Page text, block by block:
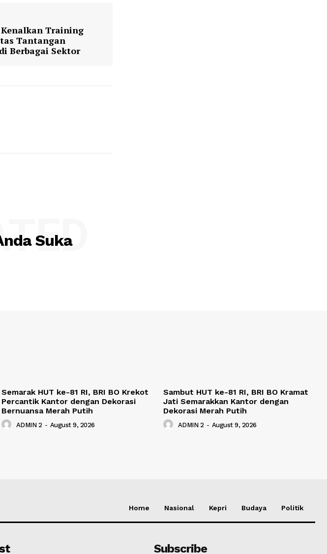
Kenalkan Training
Tantangan
Berbagai Sektor
Suka
Semarak HUT ke-81 RI, BRI BO Krekot
Percantik Kantor dengan Dekorasi
Bernuansa Merah Putih
ADMIN 2 - August 9, 2026
Sambut HUT ke-81 RI, BRI BO Kramat
Jati Semarakkan Kantor dengan
Dekorasi Merah Putih
ADMIN 2 - August 9, 2026
Home Nasional Kepri Budaya Politik
Subscribe